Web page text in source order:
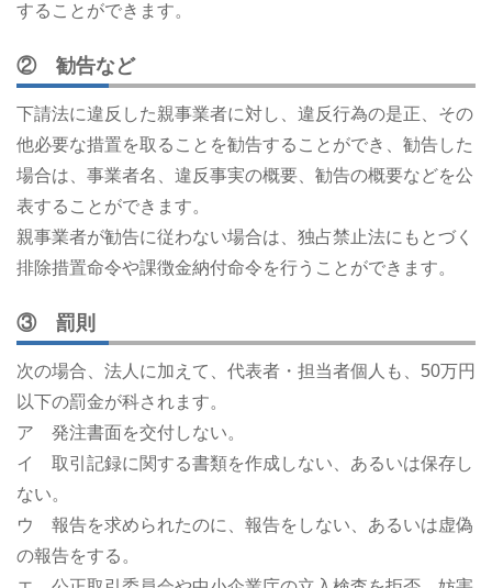
することができます。
② 勧告など
下請法に違反した親事業者に対し、違反行為の是正、その
他必要な措置を取ることを勧告することができ、勧告した
場合は、事業者名、違反事実の概要、勧告の概要などを公
表することができます。
親事業者が勧告に従わない場合は、独占禁止法にもとづく
排除措置命令や課徴金納付命令を行うことができます。
③ 罰則
次の場合、法人に加えて、代表者・担当者個人も、50万円
以下の罰金が科されます。
ア 発注書面を交付しない。
イ 取引記録に関する書類を作成しない、あるいは保存し
ない。
ウ 報告を求められたのに、報告をしない、あるいは虚偽
の報告をする。